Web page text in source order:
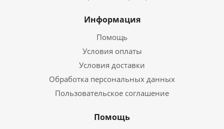
Информация
Помощь
Условия оплаты
Условия доставки
Обработка персональных данных
Пользовательское соглашение
Помощь